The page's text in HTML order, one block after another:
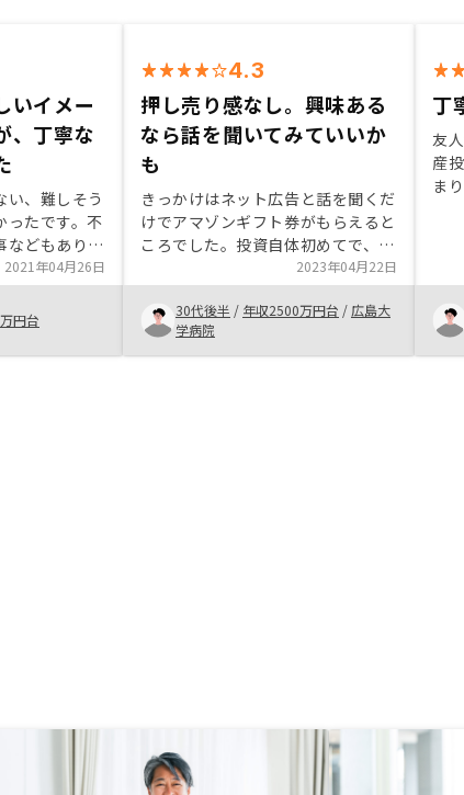
いイメー
、丁寧な
、難しそう
ったです。不
などもあり、
感触でした。
一つ丁寧に解
入できたの
超長期の運
容ですので、
2021年04月26日
円台
4.3
押し売り感なし。興味ある
なら話を聞いてみていいか
も
きっかけはネット広告と話を聞くだ
けでアマゾンギフト券がもらえると
ころでした。投資自体初めてで、そ
もそも不動産投資に対して漠然とし
た「胡散臭さ」がありましたが、何
度かセールス担当の話を聞くうち
に、リスクとベネフィット
（RENOSY側も含めて）がクリアに
2023年04月22日
30代後半 / 年収2500万円台 / 広島大
学病院
丁
友
産
ま
た
す
聞